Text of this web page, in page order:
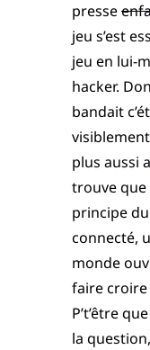
presse
jeu s’est
jeu en lui-
hacker.
bandait
plus aussi
trouve que
principe
connecté,
monde
faire
P’t’être
la